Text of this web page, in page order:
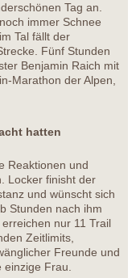
Tag an.
immer Schnee
Tal fällt der
Fünf Stunden
Benjamin Raich mit
Marathon der Alpen,
hatten
Reaktionen und
Locker finisht der
und wünscht sich
Stunden nach ihm
nur 11 Trail
Zeitlimits,
Freunde und
einzige Frau.